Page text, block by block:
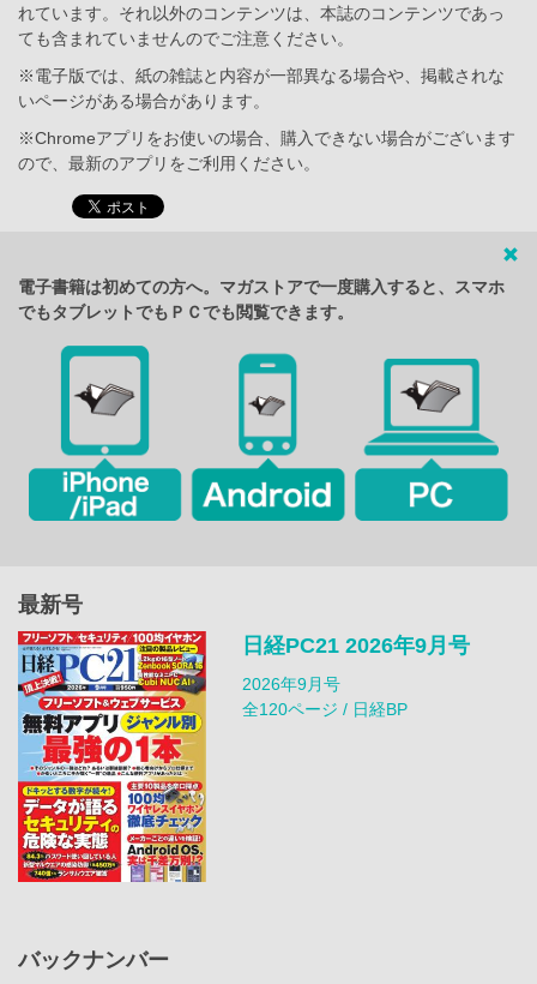
れています。それ以外のコンテンツは、本誌のコンテンツであっ
ても含まれていませんのでご注意ください。
※電子版では、紙の雑誌と内容が一部異なる場合や、掲載されな
いページがある場合があります。
※Chromeアプリをお使いの場合、購入できない場合がございます
ので、最新のアプリをご利用ください。
電子書籍は初めての方へ。マガストアで一度購入すると、スマホ
でもタブレットでもＰＣでも閲覧できます。
最新号
日経PC21 2026年9月号
2026年9月号
全120ページ / 日経BP
バックナンバー